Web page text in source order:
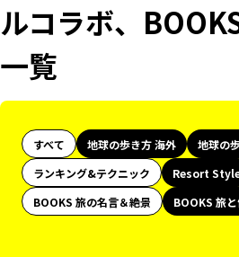
ルコラボ、
一覧
すべて 地球の歩き方 海外 地球の
ランキング&テクニック
Resort
BOOKS 旅の名言＆絶景
BOOKS 旅